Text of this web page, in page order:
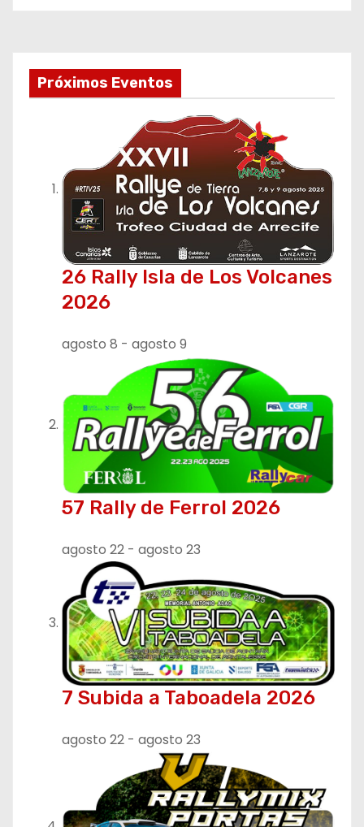
Próximos Eventos
26 Rally Isla de Los Volcanes
2026
agosto 8 - agosto 9
57 Rally de Ferrol 2026
agosto 22 - agosto 23
7 Subida a Taboadela 2026
agosto 22 - agosto 23